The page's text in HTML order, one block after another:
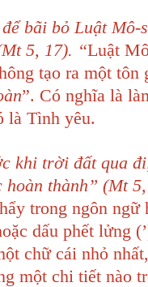
bãi bỏ Luật
5, 17). “Luật
tạo ra một
”. Có nghĩa là
là Tình yêu.
khi trời đất qua
thành” (Mt
trong ngôn ngữ
dấu phết lửng
chữ cái nhỏ
một chi tiết nào